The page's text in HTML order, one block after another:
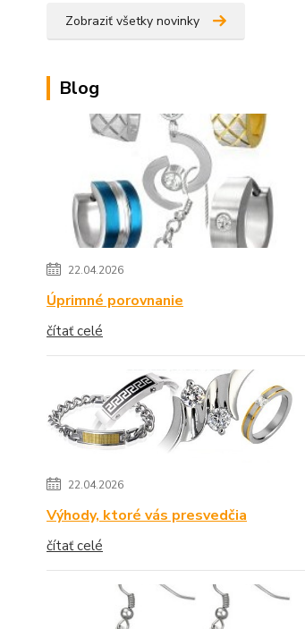
Zobraziť všetky novinky
Blog
22.04.2026
Úprimné porovnanie
čítať celé
22.04.2026
Výhody, ktoré vás presvedčia
čítať celé